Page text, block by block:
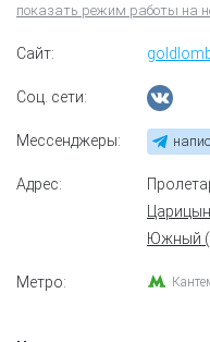
показать режим работы на
Сайт:
Соц. сети:
Мессенджеры:
Адрес:
Южный
Метро: